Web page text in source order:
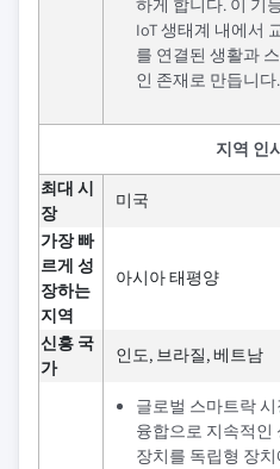
하게 합니다. 이 기
IoT 생태계 내에서
를 연결된 생활과
인 존재로 만듭니다.
지역 인
최대 시
장
미국
가장 빠
르게 성
장하는
지역
아시아 태평양
신흥 국
가
인도, 브라질, 베트남
글로벌 스마트락 시
융합으로 지속적인
장치를 독립형 장